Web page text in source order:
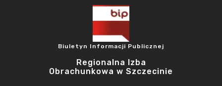
Biuletyn Informacji Publicznej
Regionalna Izba
Obrachunkowa w Szczecinie